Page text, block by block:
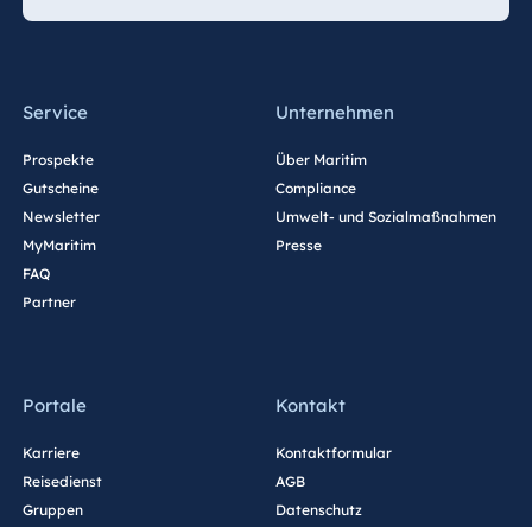
Service
Prospekte
Gutscheine
Newsletter
MyMaritim
FAQ
Partner
Unternehmen
Über Maritim
Compliance
Umwelt- und Sozialmaßnahmen
Presse
Portale
Karriere
Reisedienst
Gruppen
Kontakt
Kontaktformular
AGB
Datenschutz